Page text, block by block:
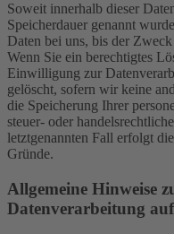
Soweit innerhalb dieser
Speicherdauer genannt
Daten bei uns, bis der
Wenn Sie ein berechtigtes
Einwilligung zur
gelöscht, sofern wir keine
die Speicherung Ihrer
steuer- oder
letztgenannten Fall erfolgt
Gründe.
Allgemeine Hinweise
Datenverarbeitung